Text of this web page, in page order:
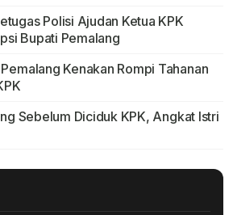
Polisi Ajudan Ketua KPK
Bupati Pemalang
Kenakan Rompi Tahanan
Sebelum Diciduk KPK, Angkat Istri